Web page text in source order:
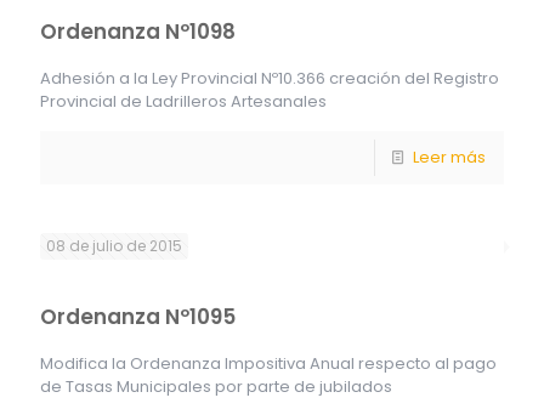
Ordenanza Nº1098
Adhesión a la Ley Provincial Nº10.366 creación del Registro
Provincial de Ladrilleros Artesanales
Leer más
08 de julio de 2015
Ordenanza Nº1095
Modifica la Ordenanza Impositiva Anual respecto al pago
de Tasas Municipales por parte de jubilados